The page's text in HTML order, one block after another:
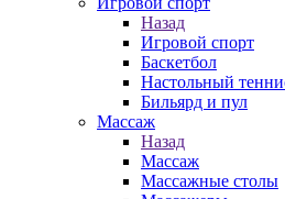
Назад
Игровой спорт
Баскетбол
Настольный
Бильярд и пул
Массаж
Назад
Массаж
Массажные столы